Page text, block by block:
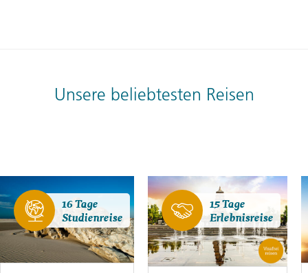
Unsere beliebtesten Reisen
16 Tage
Studienreise
15 Tage
Erlebnisreise